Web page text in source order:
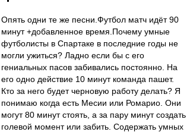
Опять одни те же песни.Футбол матч идёт 90
минут +добавленное время.Почему умные
футболисты в Спартаке в последние годы не
могли ужиться? Ладно если бы с его
гениальных пасов забивались постоянно. На
его одно действие 10 минут команда пашет.
Кто за него будет черновую работу делать? Я
понимаю когда есть Месии или Ромарио. Они
могут 80 минут стоять, а за пару минут создать
голевой момент или забить. Содержать умных